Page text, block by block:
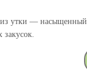
утки — насыщенный
закусок.